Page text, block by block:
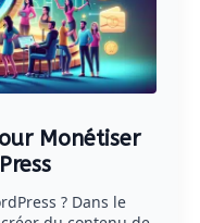
Monétiser
? Dans le